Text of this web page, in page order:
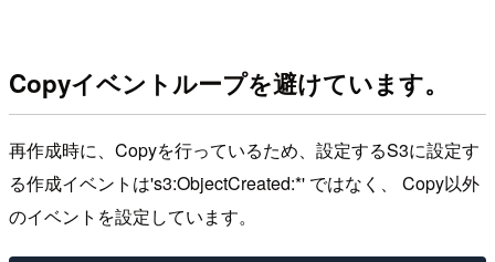
Copyイベントループを避けています。
再作成時に、Copyを行っているため、設定するS3に設定す
る作成イベントは's3:ObjectCreated:*' ではなく、 Copy以外
のイベントを設定しています。